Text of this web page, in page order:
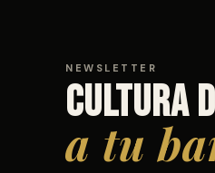
NEWSLETTER
Cultura
a tu